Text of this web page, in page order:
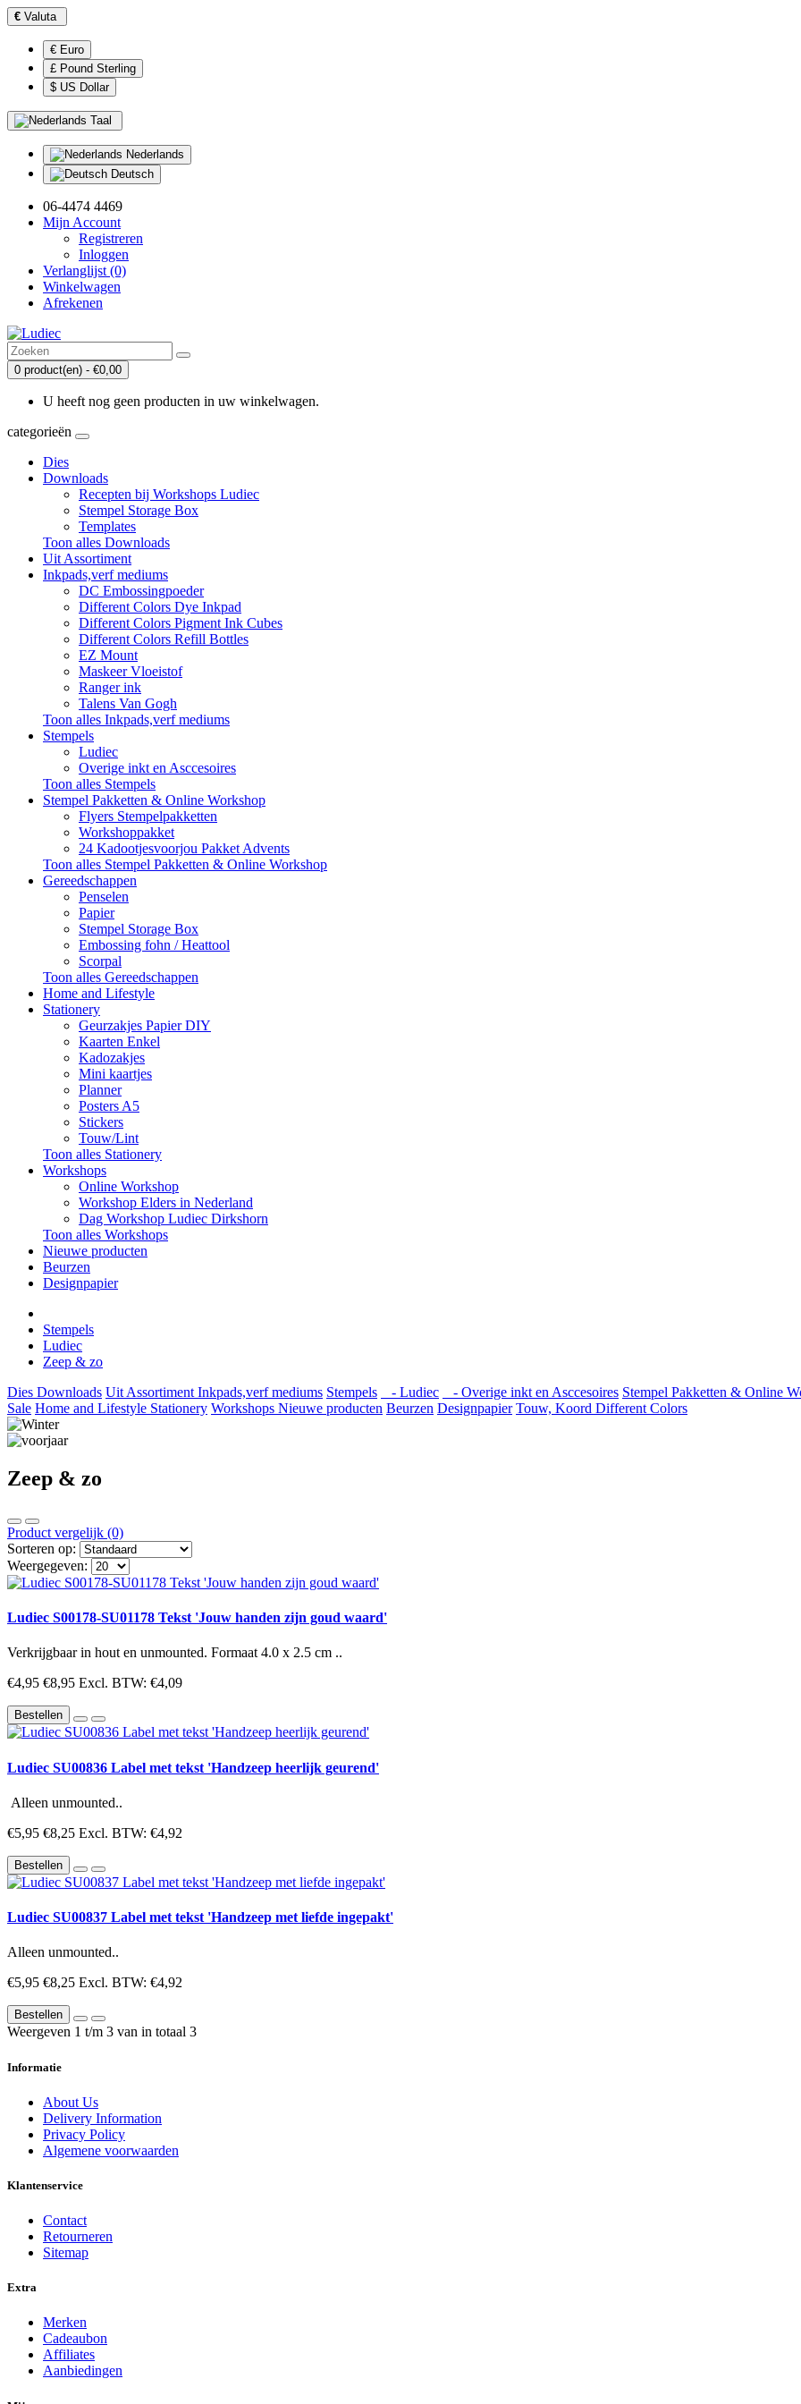
€ Valuta
€ Euro
£ Pound Sterling
$ US Dollar
Taal
Nederlands
Deutsch
06-4474 4469
Mijn Account
Registreren
Inloggen
Verlanglijst (0)
Winkelwagen
Afrekenen
0 product(en) - €0,00
U heeft nog geen producten in uw winkelwagen.
categorieën
Dies
Downloads
Recepten bij Workshops Ludiec
Stempel Storage Box
Templates
Toon alles Downloads
Uit Assortiment
Inkpads,verf mediums
DC Embossingpoeder
Different Colors Dye Inkpad
Different Colors Pigment Ink Cubes
Different Colors Refill Bottles
EZ Mount
Maskeer Vloeistof
Ranger ink
Talens Van Gogh
Toon alles Inkpads,verf mediums
Stempels
Ludiec
Overige inkt en Asccesoires
Toon alles Stempels
Stempel Pakketten & Online Workshop
Flyers Stempelpakketten
Workshoppakket
24 Kadootjesvoorjou Pakket Advents
Toon alles Stempel Pakketten & Online Workshop
Gereedschappen
Penselen
Papier
Stempel Storage Box
Embossing fohn / Heattool
Scorpal
Toon alles Gereedschappen
Home and Lifestyle
Stationery
Geurzakjes Papier DIY
Kaarten Enkel
Kadozakjes
Mini kaartjes
Planner
Posters A5
Stickers
Touw/Lint
Toon alles Stationery
Workshops
Online Workshop
Workshop Elders in Nederland
Dag Workshop Ludiec Dirkshorn
Toon alles Workshops
Nieuwe producten
Beurzen
Designpapier
Stempels
Ludiec
Zeep & zo
Dies Downloads Uit Assortiment Inkpads,verf mediums Stempels - Ludiec - Overige inkt en Asccesoires Stempel Pakketten & Online
Sale Home and Lifestyle Stationery Workshops Nieuwe producten Beurzen Designpapier Touw, Koord Different Colors
Zeep & zo
Product vergelijk (0)
Sorteren op:
Weergegeven:
Ludiec S00178-SU01178 Tekst 'Jouw handen zijn goud waard'
Verkrijgbaar in hout en unmounted. Formaat 4.0 x 2.5 cm ..
€4,95 €8,95 Excl. BTW: €4,09
Bestellen
Ludiec SU00836 Label met tekst 'Handzeep heerlijk geurend'
Alleen unmounted..
€5,95 €8,25 Excl. BTW: €4,92
Bestellen
Ludiec SU00837 Label met tekst 'Handzeep met liefde ingepakt'
Alleen unmounted..
€5,95 €8,25 Excl. BTW: €4,92
Bestellen
Weergeven 1 t/m 3 van in totaal 3
Informatie
About Us
Delivery Information
Privacy Policy
Algemene voorwaarden
Klantenservice
Contact
Retourneren
Sitemap
Extra
Merken
Cadeaubon
Affiliates
Aanbiedingen